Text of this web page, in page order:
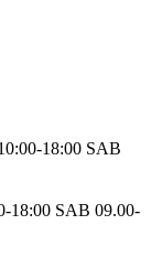
18:00 SAB
18:00 SAB 09.00-